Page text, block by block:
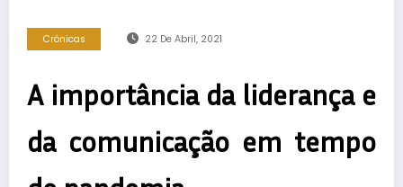
Crónicas 22 De Abril, 2021
A importância da liderança e
da comunicação em tempo